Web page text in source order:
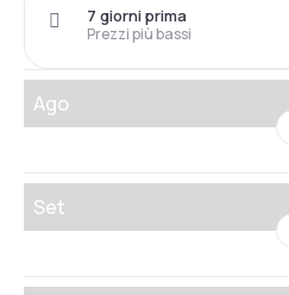
Prezzi più bassi
7 giorni prima
Ago
Set